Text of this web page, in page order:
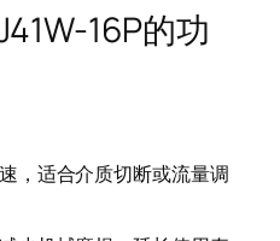
16P的功
，适合介质切断或流量调